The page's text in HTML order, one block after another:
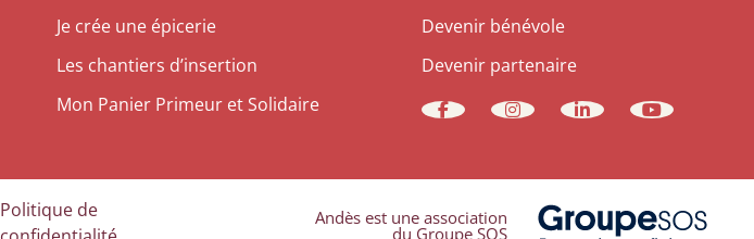
Je crée une épicerie
Les chantiers d’insertion
Mon Panier Primeur et Solidaire
Devenir bénévole
Devenir partenaire
Politique de
Andès est une association
du Groupe SOS